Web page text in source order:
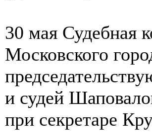
30 мая Судебная
Московского
и судей
при секретаре